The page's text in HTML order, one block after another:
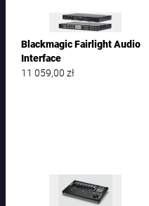
Blackmagic Fairlight Audio
Interface
11 059,00zł